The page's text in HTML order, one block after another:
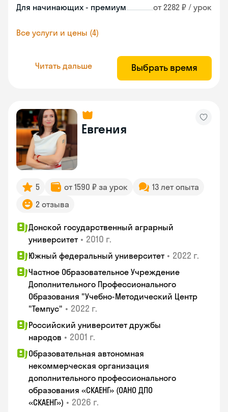
Для начинающих - премиум от 2282 ₽ / урок
Все услуги и цены (4)
Читать дальше Выбрать время
Евгения
5 от 1590 ₽ за урок
13 лет опыта
2 отзыва
Донской государственный аграрный
университет • 2010 г.
Южный федеральный университет • 2022 г.
Частное Образовательное Учреждение
Дополнительного Профессионального
Образования "Учебно-Методический Центр
"Темпус" • 2022 г.
Российский университет дружбы
народов • 2001 г.
Образовательная автономная
некоммерческая организация
дополнительного профессионального
образования «СКАЕНГ» (ОАНО ДПО
«СКАЕНГ») • 2026 г.